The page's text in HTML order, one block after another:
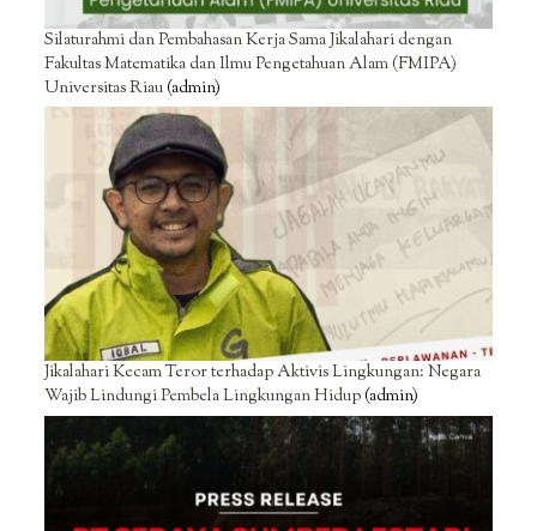
Silaturahmi dan Pembahasan Kerja Sama Jikalahari dengan
Fakultas Matematika dan Ilmu Pengetahuan Alam (FMIPA)
Universitas Riau(admin)
Jikalahari Kecam Teror terhadap Aktivis Lingkungan: Negara
Wajib Lindungi Pembela Lingkungan Hidup(admin)